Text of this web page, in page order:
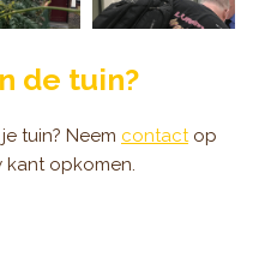
de tuin?
tuin? Neem contactop
kant opkomen.